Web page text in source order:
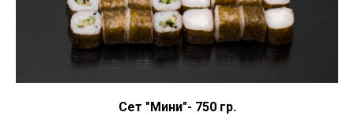
Сет "Мини"- 750 гр.